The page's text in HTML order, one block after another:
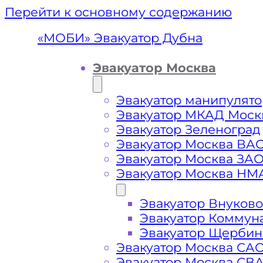
Перейти к основному содержанию
«МОБИ» Эвакуатор Дубна
Эвакуатор Москва
Эвакуатор
Эвакуатор МКАД
Эвакуатор Зеленоград
Эвакуатор Москва
Эвакуатор Москва
Эвакуатор Москва
Эвакуатор Внуково
Эвакуатор
Эвакуатор
Эвакуатор Москва